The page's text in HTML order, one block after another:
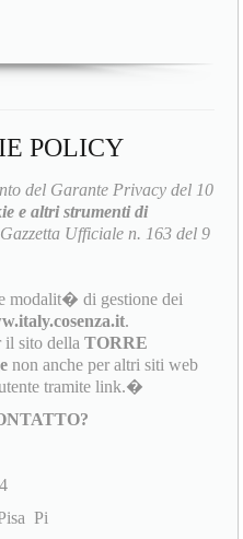
POLICY
del Garante Privacy del 10
e altri strumenti di
Ufficiale n. 163 del 9
modalit� di gestione dei
.
il sito dellaTORRE
non anche per altri siti web
tramite link.�
Pi